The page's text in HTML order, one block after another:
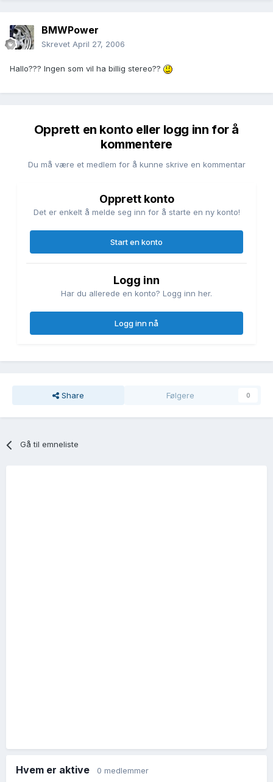
BMWPower
Skrevet April 27, 2006
Hallo??? Ingen som vil ha billig stereo??
Opprett en konto eller logg inn for å
kommentere
Du må være et medlem for å kunne skrive en kommentar
Opprett konto
Det er enkelt å melde seg inn for å starte en ny konto!
Start en konto
Logg inn
Har du allerede en konto? Logg inn her.
Logg inn nå
Share Følgere 0
Gå til emneliste
Hvem er aktive 0 medlemmer